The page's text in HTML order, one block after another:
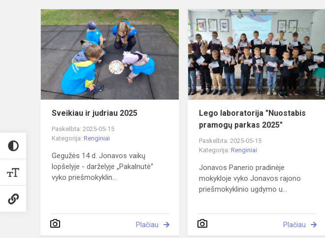
Sveikiau
ir
judriau
2025
Sveikiau ir judriau 2025
Paskelbta: 2025-05-15
Kategorija: Renginiai
Gegužės 14 d. Jonavos vaikų
lopšelyje - darželyje „Pakalnutė“
vyko priešmokyklin...
Plačiau
Lego laboratorija "Nuostabis
pramogų parkas 2025"
Paskelbta: 2025-05-15
Kategorija:Renginiai
Jonavos Panerio pradinėje
mokykloje vyko Jonavos rajono
priešmokyklinio ugdymo u...
Plačiau